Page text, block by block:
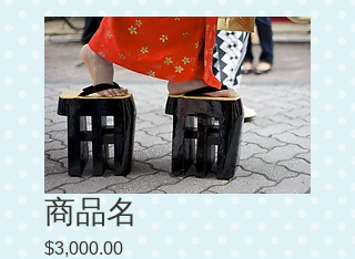
商品名
$3,000.00価